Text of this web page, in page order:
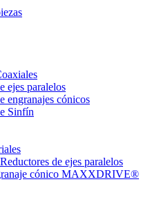
ejes paralelos
engranajes cónicos
Sinfín
de ejes paralelos
cónico MAXXDRIVE®